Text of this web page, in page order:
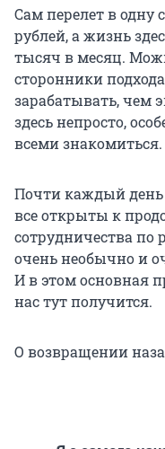
Сам перелет в одну
рублей, а жизнь
тысяч в месяц.
сторонники
зарабатывать, чем
здесь непросто,
всеми знакомиться.
Почти каждый день
все открыты к
сотрудничества по
очень необычно и
И в этом основная
нас тут получится.
О возвращении